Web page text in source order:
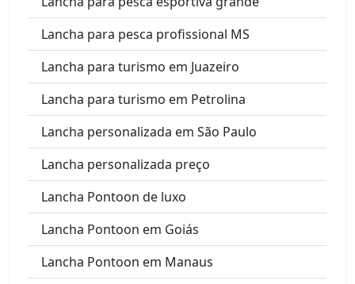
Lancha para pesca profissional MS
Lancha para turismo em Juazeiro
Lancha para turismo em Petrolina
Lancha personalizada em São Paulo
Lancha personalizada preço
Lancha Pontoon de luxo
Lancha Pontoon em Goiás
Lancha Pontoon em Manaus